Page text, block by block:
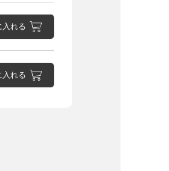
入れる
入れる